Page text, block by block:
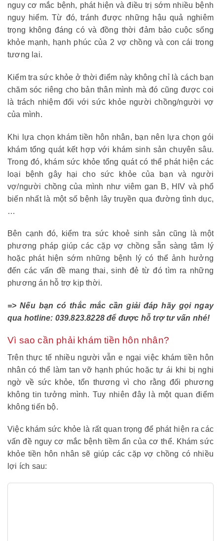
nguy cơ mắc bệnh, phát hiện và điều trị sớm nhiều bệnh
nguy hiểm. Từ đó, tránh được những hậu quả nghiêm
trọng không đáng có và đồng thời đảm bảo cuộc sống
khỏe mạnh, hạnh phúc của 2 vợ chồng và con cái trong
tương lai.
Kiểm tra sức khỏe ở thời điểm này không chỉ là cách bạn
chăm sóc riêng cho bản thân mình mà đó cũng được coi
là trách nhiệm đối với sức khỏe người chồng/người vợ
của mình.
Khi lựa chọn khám tiền hôn nhân, bạn nên lựa chọn gói
khám tổng quát kết hợp với khám sinh sản chuyên sâu.
Trong đó, khám sức khỏe tổng quát có thể phát hiện các
loại bệnh gây hại cho sức khỏe của bạn và người
vợ/người chồng của mình như viêm gan B, HIV và phổ
biến nhất là một số bệnh lây truyền qua đường tình dục,
…
Bên cạnh đó, kiểm tra sức khoẻ sinh sản cũng là một
phương pháp giúp các cặp vợ chồng sẵn sàng tâm lý
hoặc phát hiện sớm những bệnh lý có thể ảnh hưởng
đến các vấn đề mang thai, sinh đẻ từ đó tìm ra những
phương án hỗ trợ kịp thời.
=> Nếu bạn có thắc mắc cần giải đáp hãy gọi ngay
qua hotline: 039.823.8228 để được hỗ trợ tư vấn nhé!
Vì sao cần phải khám tiền hôn nhân?
Trên thực tế nhiều người vẫn e ngại việc khám tiền hôn
nhân có thể làm tan vỡ hạnh phúc hoặc tự ái khi bị nghi
ngờ về sức khỏe, tổn thương vì cho rằng đối phương
không tin tưởng mình. Tuy nhiên đây là một quan điểm
không tiến bộ.
Việc khám sức khỏe là rất quan trọng để phát hiện ra các
vấn đề nguy cơ mắc bệnh tiềm ẩn của cơ thể. Khám sức
khỏe tiền hôn nhân sẽ giúp các cặp vợ chồng có nhiều
lợi ích sau: